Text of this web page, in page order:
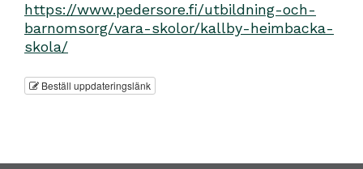
https://www.pedersore.fi/utbildning-och-
barnomsorg/vara-skolor/kallby-heimbacka-
skola/
Beställ uppdateringslänk